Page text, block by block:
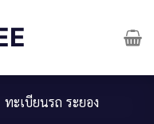
ทะเบียนรถ ระยอง